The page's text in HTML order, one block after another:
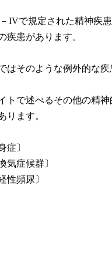
IVで規定された精神疾
疾患があります。
はそのような例外的な疾
トで述べるその他の精
ります。
症〕
気症候群〕
性頻尿〕